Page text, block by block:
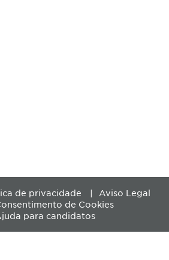
de privacidade
Aviso Legal
de Cookies
para candidatos